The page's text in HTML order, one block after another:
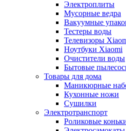
Электроплиты
Мусорные ведра
Вакуумные
Тестеры воды
Телевизоры
Ноутбуки Xiaomi
Очистители воды
Бытовые
Товары для дома
Маникюрные
Кухонные ножи
Сушилки
Электротранспорт
Роликовые